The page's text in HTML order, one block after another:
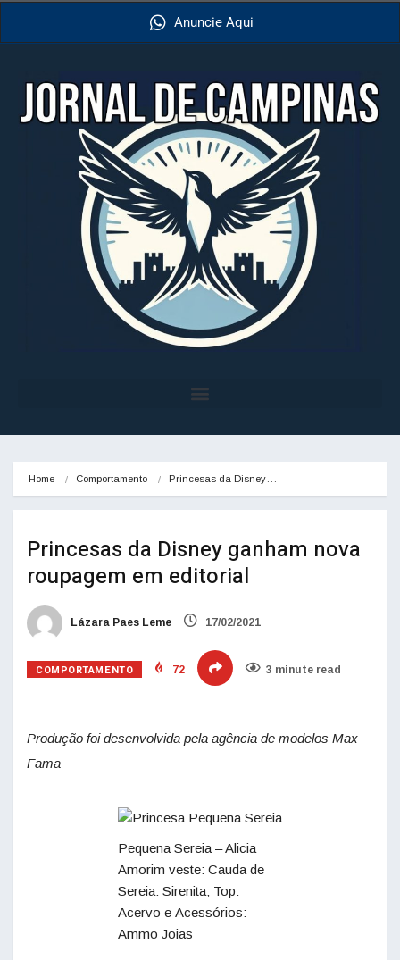
Anuncie Aqui
Home Comportamento Princesas da Disney…
Princesas da Disney ganham nova
roupagem em editorial
Lázara Paes Leme 17/02/2021
COMPORTAMENTO 72 3 minute read
Produção foi desenvolvida pela agência de modelos Max
Fama
Pequena Sereia – Alicia
Amorim veste: Cauda de
Sereia: Sirenita; Top:
Acervo e Acessórios:
Ammo Joias